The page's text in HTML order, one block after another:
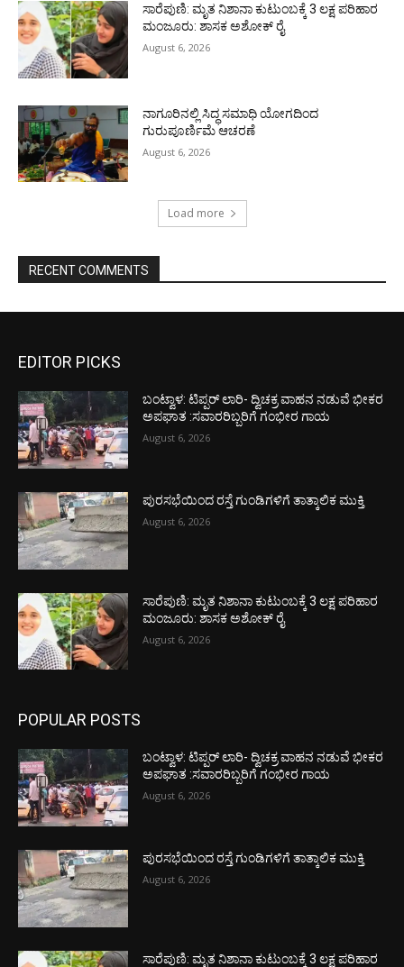
ಸಾರೆಪುಣಿ: ಮೃತ ನಿಶಾನಾ ಕುಟುಂಬಕ್ಕೆ 3 ಲಕ್ಷ ಪರಿಹಾರ
ಮಂಜೂರು: ಶಾಸಕ ಅಶೋಕ್ ರೈ
August 6, 2026
ನಾಗೂರಿನಲ್ಲಿ ಸಿದ್ಧ ಸಮಾಧಿ ಯೋಗದಿಂದ
ಗುರುಪೂರ್ಣಿಮೆ ಆಚರಣೆ
August 6, 2026
Load more
RECENT COMMENTS
EDITOR PICKS
ಬಂಟ್ವಾಳ: ಟಿಪ್ಪರ್ ಲಾರಿ- ದ್ವಿಚಕ್ರ ವಾಹನ ನಡುವೆ ಭೀಕರ
ಅಪಘಾತ :ಸವಾರರಿಬ್ಬರಿಗೆ ಗಂಭೀರ ಗಾಯ
August 6, 2026
ಪುರಸಭೆಯಿಂದ ರಸ್ತೆ ಗುಂಡಿಗಳಿಗೆ ತಾತ್ಕಾಲಿಕ ಮುಕ್ತಿ
August 6, 2026
ಸಾರೆಪುಣಿ: ಮೃತ ನಿಶಾನಾ ಕುಟುಂಬಕ್ಕೆ 3 ಲಕ್ಷ ಪರಿಹಾರ
ಮಂಜೂರು: ಶಾಸಕ ಅಶೋಕ್ ರೈ
August 6, 2026
POPULAR POSTS
ಬಂಟ್ವಾಳ: ಟಿಪ್ಪರ್ ಲಾರಿ- ದ್ವಿಚಕ್ರ ವಾಹನ ನಡುವೆ ಭೀಕರ
ಅಪಘಾತ :ಸವಾರರಿಬ್ಬರಿಗೆ ಗಂಭೀರ ಗಾಯ
August 6, 2026
ಪುರಸಭೆಯಿಂದ ರಸ್ತೆ ಗುಂಡಿಗಳಿಗೆ ತಾತ್ಕಾಲಿಕ ಮುಕ್ತಿ
August 6, 2026
ಸಾರೆಪುಣಿ: ಮೃತ ನಿಶಾನಾ ಕುಟುಂಬಕ್ಕೆ 3 ಲಕ್ಷ ಪರಿಹಾರ